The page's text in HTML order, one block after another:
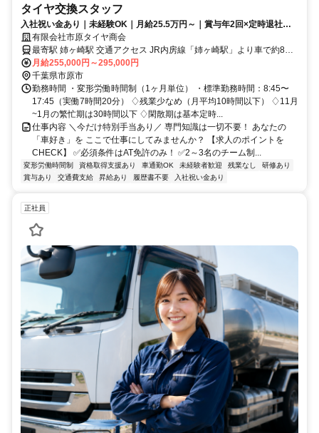
タイヤ交換スタッフ
入社祝い金あり｜未経験OK｜月給25.5万円～｜賞与年2回×定時退社｜
特殊車両も扱える技術職
有限会社市原タイヤ商会
最寄駅 姉ヶ崎駅 交通アクセス JR内房線「姉ヶ崎駅」より車で約8分
JR小湊鐵道「五井駅」から車で約10分
月給255,000円～295,000円
千葉県市原市
勤務時間 ・変形労働時間制（1ヶ月単位） ・標準勤務時間：8:45〜
17:45（実働7時間20分） ♢残業少なめ（月平均10時間以下） ♢11月
~1月の繁忙期は30時間以下 ♢閑散期は基本定時...
仕事内容 ＼今だけ特別手当あり／ 専門知識は一切不要！ あなたの
「車好き」を ここで仕事にしてみませんか？ 【求人のポイントを
CHECK】 ✅必須条件はAT免許のみ！ ✅2～3名のチーム制...
変形労働時間制 資格取得支援あり 車通勤OK 未経験者歓迎 残業なし
研修あり
賞与あり
交通費支給 昇給あり 履歴書不要 入社祝い金あり
正社員